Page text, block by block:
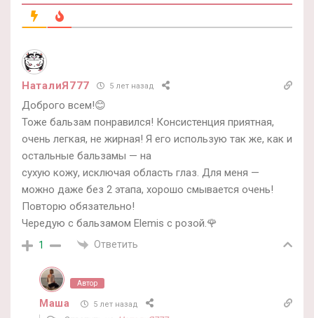
НаталиЯ777 5 лет назад
Доброго всем!😊
Тоже бальзам понравился! Консистенция приятная,
очень легкая, не жирная! Я его использую так же, как и
остальные бальзамы — на
сухую кожу, исключая область глаз. Для меня —
можно даже без 2 этапа, хорошо смывается очень!
Повторю обязательно!
Чередую с бальзамом Elemis с розой.🌹
1 Ответить
Автор
Маша 5 лет назад